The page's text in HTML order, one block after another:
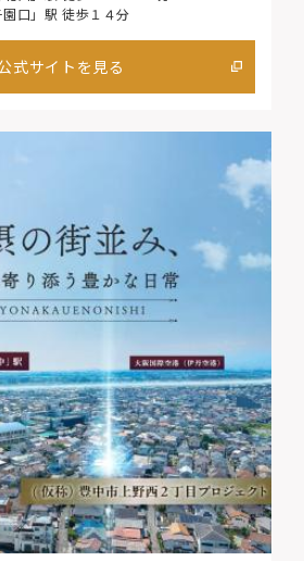
口」駅 徒歩１４分
式サイトを見る